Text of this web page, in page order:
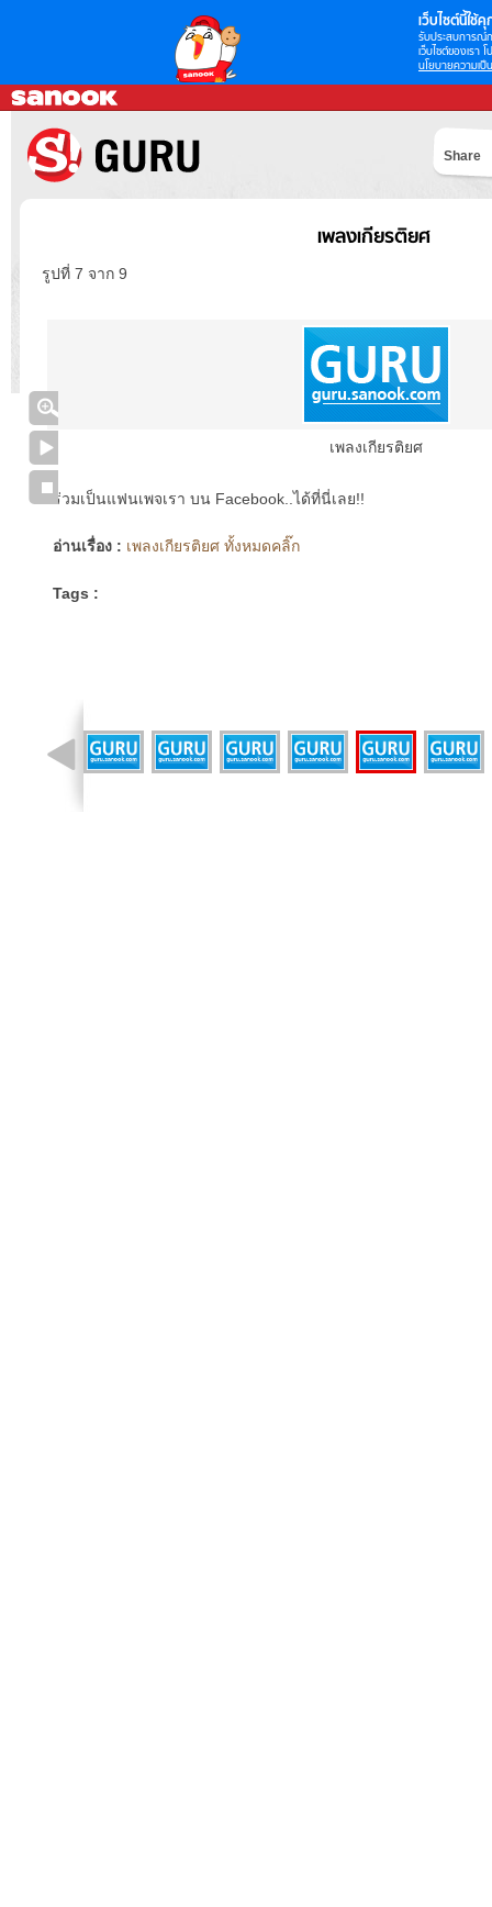
เว็บไซต์นี้ใช้คุ
รับประสบการณ์
เว็บไซต์ของเรา
นโยบายความเป็
Share
เพลงเกียรติยศ
รูปที่ 7 จาก 9
เพลงเกียรติยศ
ร่วมเป็นแฟนเพจเรา บน Facebook..ได้ที่นี่เลย!!
อ่านเรื่อง : เพลงเกียรติยศ ทั้งหมดคลิ๊ก
Tags :